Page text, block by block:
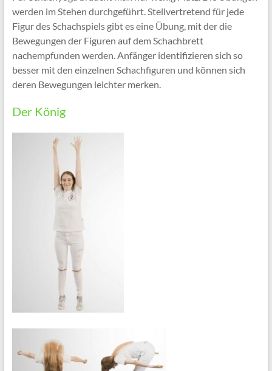
werden im Stehen durchgeführt. Stellvertretend für jede
Figur des Schachspiels gibt es eine Übung, mit der die
Bewegungen der Figuren auf dem Schachbrett
nachempfunden werden. Anfänger identifizieren sich so
besser mit den einzelnen Schachfiguren und können sich
deren Bewegungen leichter merken.
Der König